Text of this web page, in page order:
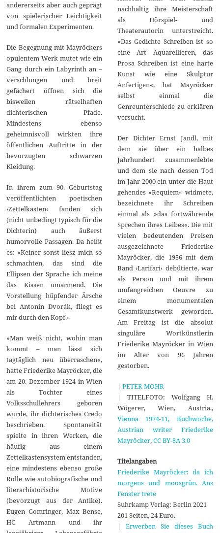
andererseits aber auch geprägt
von spielerischer Leichtigkeit
und formalen Experimenten.
Die Begegnung mit Mayröckers
opulentem Werk mutet wie ein
Gang durch ein Labyrinth an –
verschlungen und breit
gefächert öffnen sich die
bisweilen rätselhaften
dichterischen Pfade.
Mindestens ebenso
geheimnisvoll wirkten ihre
öffentlichen Auftritte in der
bevorzugten schwarzen
Kleidung.
In ihrem zum 90. Geburtstag
veröffentlichten poetischen
›Zettelkasten‹ fanden sich
(nicht unbedingt typisch für die
Dichterin) auch äußerst
humorvolle Passagen. Da heißt
es: »Keiner sonst liesz mich so
schmachten, das sind die
Ellipsen der Sprache ich meine
das Kissen umarmend. Die
Vorstellung hüpfender Ärsche
bei Antonin Dvorák, fliegt es
mir durch den Kopf.«
»Man weiß nicht, wohin man
kommt – man lässt sich
tagtäglich neu überraschen«,
hatte Friederike Mayröcker, die
am 20. Dezember 1924 in Wien
als Tochter eines
Volksschullehrers geboren
wurde, ihr dichterisches Credo
beschrieben. Spontaneität
spielte in ihren Werken, die
häufig aus einem
Zettelkastensystem entstanden,
eine mindestens ebenso große
Rolle wie autobiografische und
literarhistorische Motive
(bevorzugt aus der Antike).
Eugen Gomringer, Max Bense,
HC Artmann und ihr
nachhaltig ihre Meisterschaft
als Hörspiel- und
Theaterautorin unterstreicht.
»Das Gedichte Schreiben ist so
eine Art Aquarellieren, das
Prosa Schreiben ist eine harte
Kunst wie eine Skulptur
Anfertigen«, hat Mayröcker
selbst einmal die
Genreunterschiede zu erklären
versucht.
Der Dichter Ernst Jandl, mit
dem sie über ein halbes
Jahrhundert zusammenlebte
und dem sie nach dessen Tod
im Jahr 2000 ein unter die Haut
gehendes »Requiem« widmete,
bezeichnete ihr Schreiben
einmal als »das fortwährende
Sprechen ihres Leibes«. Die mit
vielen bedeutenden Preisen
ausgezeichnete Friederike
Mayröcker, die 1956 mit dem
Band ›Larifari‹ debütierte, war
als Person und mit ihrem
umfangreichen Oeuvre zu
einem monumentalen
Gesamtkunstwerk geworden.
Am Freitag ist die absolut
singuläre Wortkünstlerin
Friederike Mayröcker in Wien
im Alter von 96 Jahren
gestorben.
| PETER MOHR
| TITELFOTO: Wolfgang H.
Wögerer, Wien, Austria.,
Vienna 1974-11, Buchwoche,
Austrian writer Friederike
Mayröcker,CC BY-SA 3.0
Titelangaben
Friederike Mayröcker: da ich
morgens und moosgrün. Ans
Fenster trete
Suhrkamp Verlag: Berlin 2021
201 Seiten, 24 Euro.
| Erwerben Sie dieses Buch